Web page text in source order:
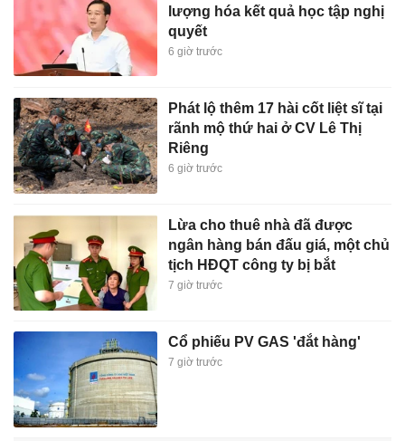
lượng hóa kết quả học tập nghị
quyết
6 giờ trước
Phát lộ thêm 17 hài cốt liệt sĩ tại
rãnh mộ thứ hai ở CV Lê Thị
Riêng
6 giờ trước
Lừa cho thuê nhà đã được
ngân hàng bán đấu giá, một chủ
tịch HĐQT công ty bị bắt
7 giờ trước
Cổ phiếu PV GAS 'đắt hàng'
7 giờ trước